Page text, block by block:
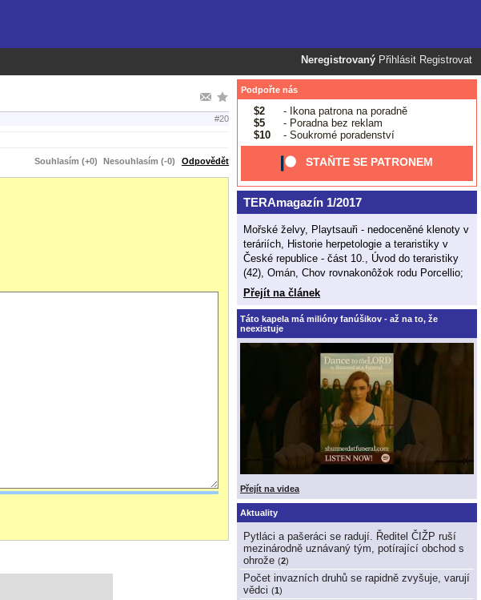
Neregistrovaný Přihlásit Registrovat
#20
Souhlasím (+0) Nesouhlasím (-0) Odpovědět
Podpořte nás
$2
- Ikona patrona na poradně
$5
- Poradna bez reklam
$10
- Soukromé poradenství
STAŇTE SE PATRONEM
TERAmagazín 1/2017
Mořské želvy, Playtsauři - nedoceněné klenoty v
teráriích, Historie herpetologie a teraristiky v
České republice - část 10., Úvod do teraristiky
(42), Omán, Chov rovnakonôžok rodu Porcellio;
Přejít na článek
Táto kapela má milióny fanúšikov - až na to, že
neexistuje
Přejít na videa
Aktuality
Pytláci a pašeráci se radují. Ředitel ČIŽP ruší
mezinárodně uznávaný tým, potírající obchod s
ohrože (2)
Počet invazních druhů se rapidně zvyšuje, varují
vědci (1)